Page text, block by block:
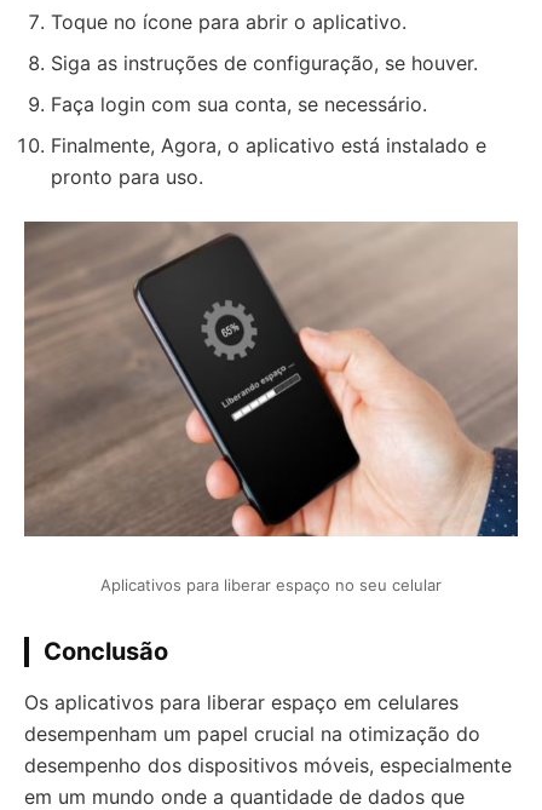
Toque no ícone para abrir o aplicativo.
Siga as instruções de configuração, se houver.
Faça login com sua conta, se necessário.
Finalmente, Agora, o aplicativo está instalado e
pronto para uso.
Aplicativos para liberar espaço no seu celular
Conclusão
Os aplicativos para liberar espaço em celulares
desempenham um papel crucial na otimização do
desempenho dos dispositivos móveis, especialmente
em um mundo onde a quantidade de dados que